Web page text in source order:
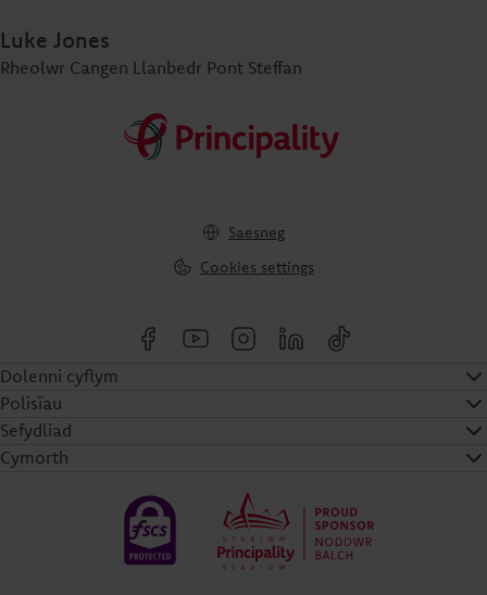
Luke Jones
Rheolwr Cangen Llanbedr Pont Steffan
Saesneg
Cookies settings
Dolenni cyflym
Polisïau
Sefydliad
Cymorth